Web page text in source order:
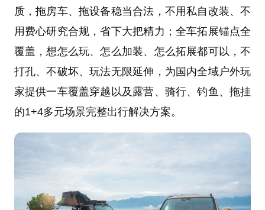
质，拖房车、拖设备稳当合法，不用私自改装、不
用费心研究合规，省下大把精力；全车拓展锚点全
覆盖，想怎么玩、怎么加装、怎么拓展都可以，不
打孔、不破坏、玩法无限延伸，为国内全域户外玩
家提供一车覆盖穿越以及露营、骑行、钓鱼、拖挂
的1+4多元场景完整出行解决方案。